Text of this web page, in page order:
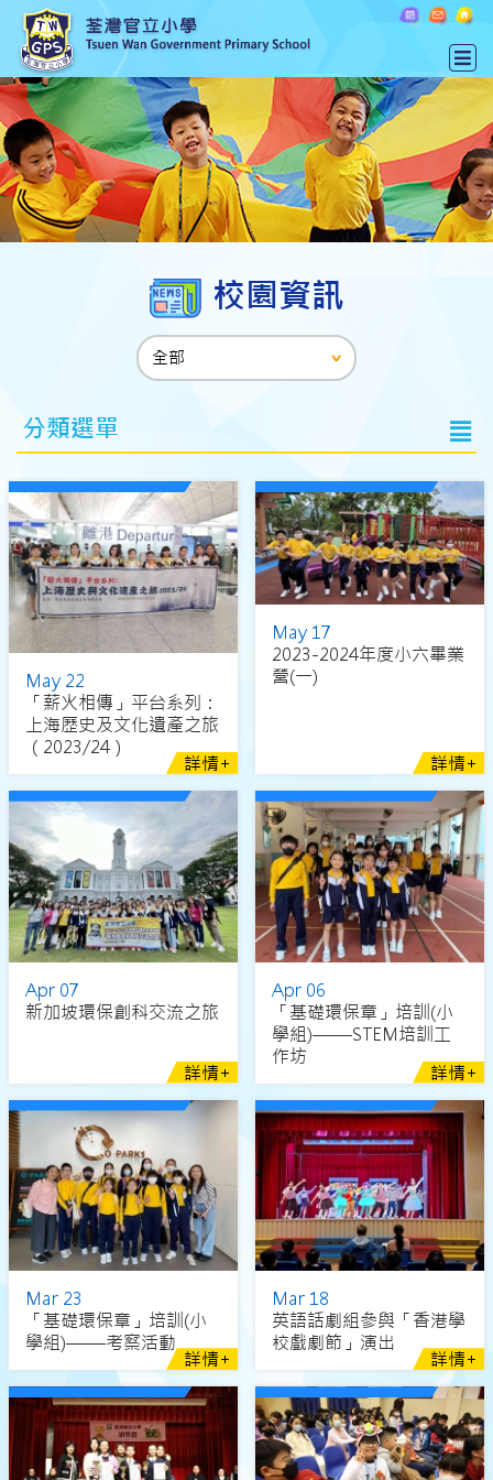
校園資訊
分類選單
May 22
「薪火相傳」平台系列：
上海歷史及文化遺產之旅
（2023/24）
詳情+
May 17
2023-2024年度小六畢業
營(一)
詳情+
Apr 07
新加坡環保創科交流之旅
詳情+
Apr 06
「基礎環保章」培訓(小
學組)––––STEM培訓工
作坊
詳情+
Mar 23
「基礎環保章」培訓(小
學組)––––考察活動
詳情+
Mar 18
英語話劇組參與「香港學
校戲劇節」演出
詳情+